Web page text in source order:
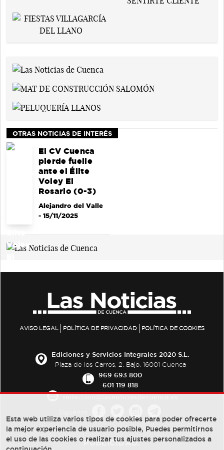
OTRAS NOTICIAS DE INTERÉS
El CV Cuenca
pierde fuelle
ante el Élite
Voley El
Rosario (0-3)
Alejandro del Valle
- 15/11/2025
AVISO LEGAL POLÍTICA DE PRIVACIDAD POLÍTICA DE COOKIES
Ediciones y Servicios Integrales 2020 S.L.
Plaza de los Carros, 2. Bajo. 16001 Cuenca
969 693 800
601 119 818
PUBLICIDAD:
Esta web utiliza varios tipos de cookies para poder ofrecerte
la mejor experiencia de usuario posible, Puedes permitirnos
el uso de las cookies o realizar tus ajustes personalizados a